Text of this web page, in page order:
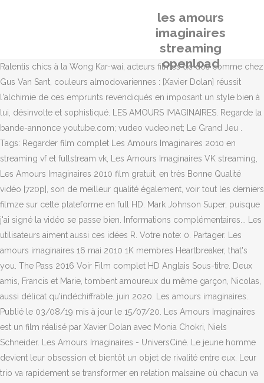
les amours
imaginaires
streaming
openload
Ralentis chics à la Wong Kar-wai, acteurs filmés de dos comme chez
Gus Van Sant, couleurs almodovariennes : [Xavier Dolan] réussit
l'alchimie de ces emprunts revendiqués en imposant un style bien à
lui, désinvolte et sophistiqué. LES AMOURS IMAGINAIRES. Regarde la
bande-annonce youtube.com; vudeo vudeo.net; Le Grand Jeu .
Tags: Regarder film complet Les Amours Imaginaires 2010 en
streaming vf et fullstream vk, Les Amours Imaginaires VK streaming,
Les Amours Imaginaires 2010 film gratuit, en très Bonne Qualité
vidéo [720p], son de meilleur qualité également, voir tout les derniers
filmze sur cette plateforme en full HD. Mark Johnson Super, puisque
j'ai signé la vidéo se passe bien. Informations complémentaires... Les
utilisateurs aiment aussi ces idées R. Votre note: 0. Partager. Les
amours imaginaires 16 mai 2010 1K membres Heartbreaker, that's
you. The Pass 2016 Voir Film complet HD Anglais Sous-titre. Deux
amis, Francis et Marie, tombent amoureux du même garçon, Nicolas,
aussi délicat qu'indéchiffrable. juin 2020. Les amours imaginaires.
Publié le 03/08/19 mis à jour le 15/07/20. Les Amours Imaginaires
est un film réalisé par Xavier Dolan avec Monia Chokri, Niels
Schneider. Les Amours Imaginaires - UniversCiné. Le jeune homme
devient leur obsession et bientôt un objet de rivalité entre eux. Leur
trio va rapidement se transformer en relation malsaine où chacun va